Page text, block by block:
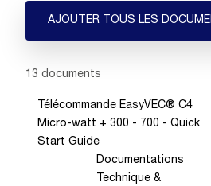
AJOUTER TOUS LES
Showing 1 -13
13 documents
Télécommande EasyVEC® C4
Micro-watt + 300 - 700 - Quick
Start Guide
Documentations
Technique &